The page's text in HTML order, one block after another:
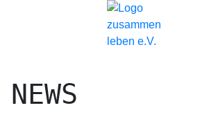
NEWS